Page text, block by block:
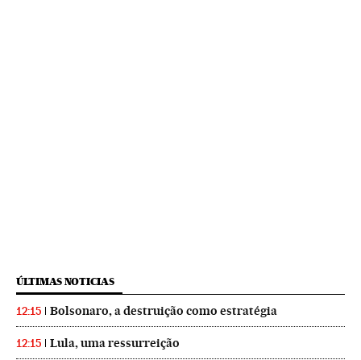
ÚLTIMAS NOTICIAS
12:15 Bolsonaro, a destruição como estratégia
12:15 Lula, uma ressurreição